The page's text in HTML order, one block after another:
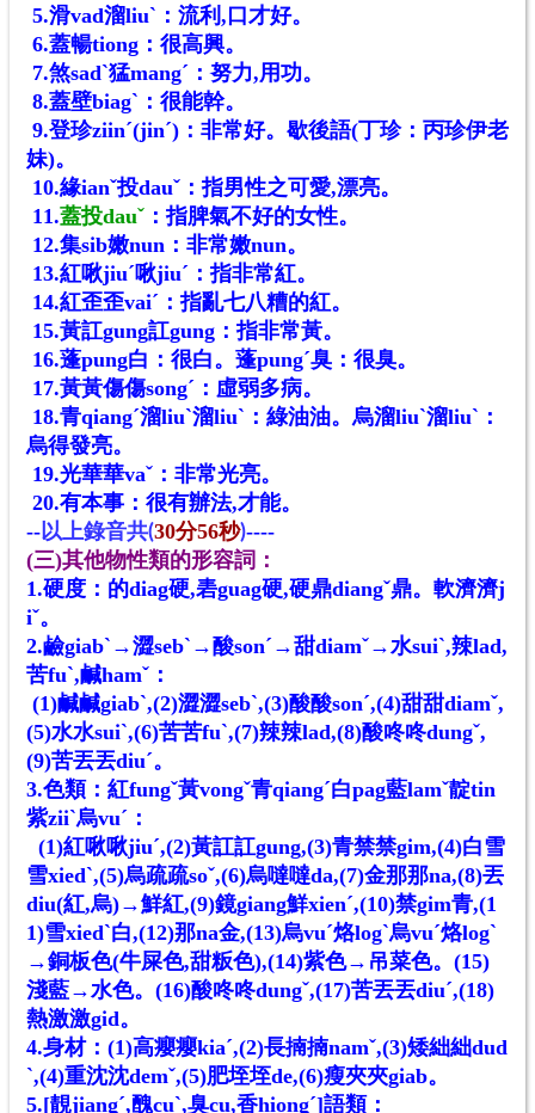
5.滑vad溜liuˋ：流利,口才好。
6.蓋暢tiong：很高興。
7.煞sadˋ猛mangˊ：努力,用功。
8.蓋壁biagˋ：很能幹。
9.登珍ziinˊ(jinˊ)：非常好。歇後語(丁珍：丙珍伊老
妹)。
10.緣ianˇ投dauˇ：指男性之可愛,漂亮。
11.蓋投dauˇ ：指脾氣不好的女性。
12.集sib嫩nun：非常嫩nun。
13.紅啾jiuˊ啾jiuˊ：指非常紅。
14.紅歪歪vaiˊ：指亂七八糟的紅。
15.黃訌gung訌gung：指非常黃。
16.蓬pung白：很白。蓬pungˊ臭：很臭。
17.黃黃傷傷songˊ：虛弱多病。
18.青qiangˊ溜liuˋ溜liuˋ：綠油油。烏溜liuˋ溜liuˋ：
烏得發亮。
19.光華華vaˇ：非常光亮。
20.有本事：很有辦法,才能。
--以上錄音共(30分56秒)----
(三)其他物性類的形容詞：
1.硬度：的diag硬,砉guag硬,硬鼎diangˇ鼎。軟濟濟j
iˇ。
2.鹼giabˋ→澀sebˋ→酸sonˊ→甜diamˇ→水suiˋ,辣lad,
苦fuˋ,鹹hamˇ：
(1)鹹鹹giabˋ,(2)澀澀sebˋ,(3)酸酸sonˊ,(4)甜甜diamˇ,
(5)水水suiˋ,(6)苦苦fuˋ,(7)辣辣lad,(8)酸咚咚dungˇ,
(9)苦丟丟diuˊ。
3.色類：紅fungˇ黃vongˇ青qiangˊ白pag藍lamˇ靛tin
紫ziiˋ烏vuˊ：
(1)紅啾啾jiuˊ,(2)黃訌訌gung,(3)青禁禁gim,(4)白雪
雪xiedˋ,(5)烏疏疏soˇ,(6)烏噠噠da,(7)金那那na,(8)丟
diu(紅,烏)→鮮紅,(9)鏡giang鮮xienˊ,(10)禁gim青,(1
1)雪xiedˋ白,(12)那na金,(13)烏vuˊ烙logˋ烏vuˊ烙logˋ
→銅板色(牛屎色,甜粄色),(14)紫色→吊菜色。(15)
淺藍→水色。(16)酸咚咚dungˇ,(17)苦丟丟diuˊ,(18)
熱激激gid。
4.身材：(1)高癭癭kiaˊ,(2)長揇揇namˇ,(3)矮絀絀dud
ˋ,(4)重沈沈demˇ,(5)肥垤垤de,(6)瘦夾夾giab。
5.[靚jiangˊ,醜cuˋ,臭cu,香hiongˊ]語類：